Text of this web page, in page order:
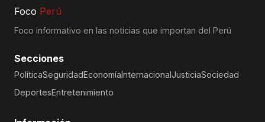
Foco Perú
Foco informativo en las noticias que importan del Perú
Secciones
PolíticaSeguridadEconomíaInternacionalJusticiaSociedad
DeportesEntretenimiento